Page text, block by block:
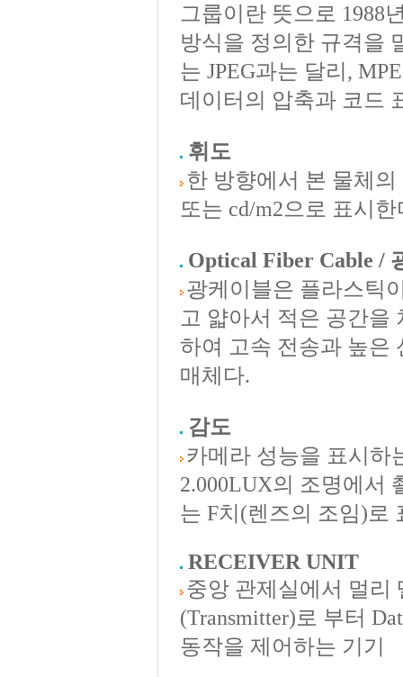
그룹이란 뜻으로 1988
방식을 정의한 규격을
는 JPEG과는 달리,
데이터의 압축과 코드
휘도
한 방향에서 본 물체
또는 cd/m2으로 표시한
Optical Fiber Cable /
광케이블은 플라스틱
고 얇아서 적은 공간을
하여 고속 전송과 높은
매체다.
감도
카메라 성능을 표시하
2.000LUX의 조명에서
는 F치(렌즈의 조임)로
RECEIVER UNIT
중앙 관제실에서 멀리
(Transmitter)로 부터
동작을 제어하는 기기